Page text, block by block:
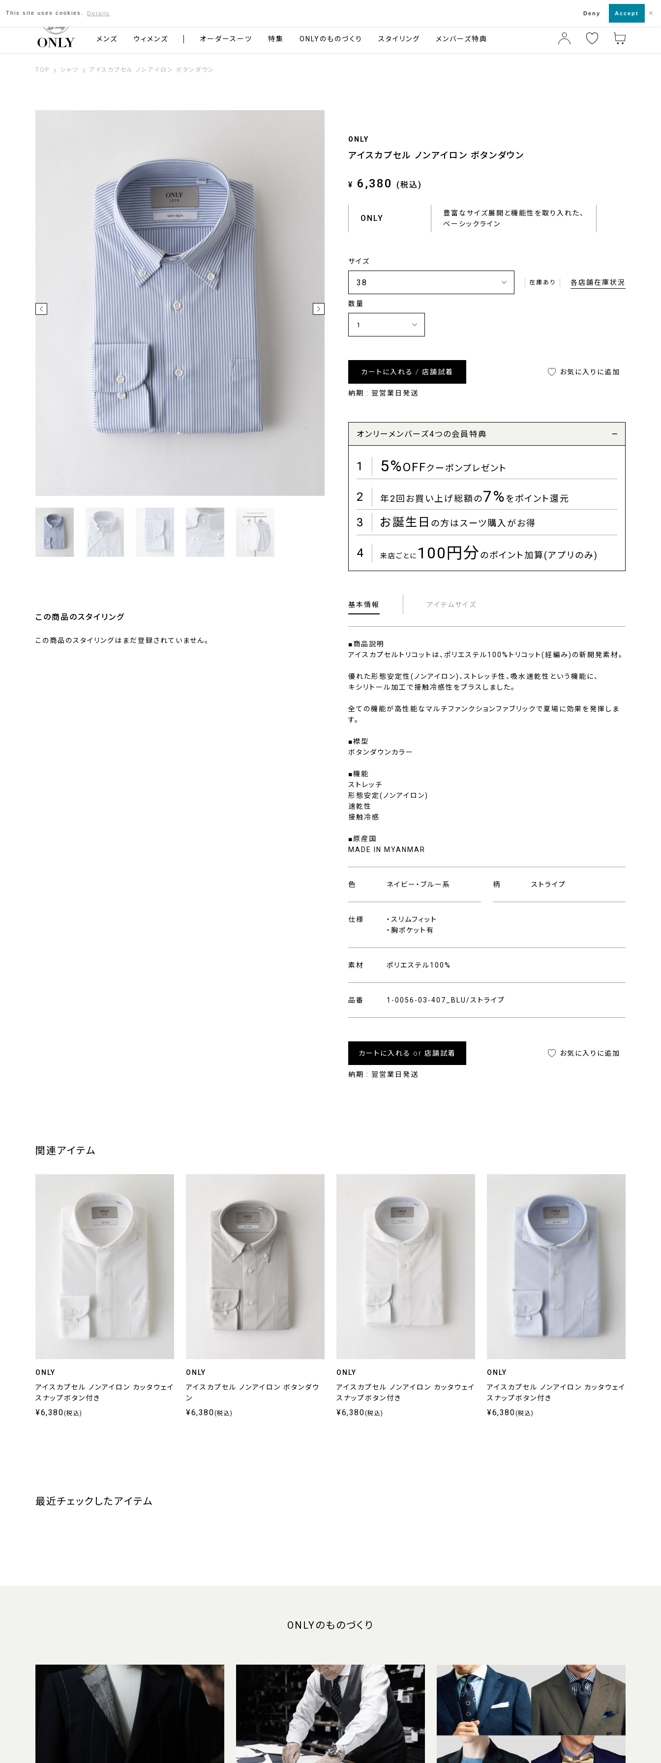
京都発のスーツブランド ONLY
メンズ ウィメンズ オーダースーツ 特集 ONLYのものづくり スタイリング メンバーズ特典
TOP シャツ アイスカプセル ノンアイロン ボタンダウン
ONLY
アイスカプセル ノンアイロン ボタンダウン
¥ 6,380 (税込)
ONLY
豊富なサイズ展開と機能性を取り入れた、
ベーシックライン
サイズ
在庫あり 各店舗在庫状況
数量
カートに入れる / 店舗試着
納期 : 翌営業日発送
お気に入りに追加
オンリーメンバーズ4つの会員特典
1 5%OFFクーポンプレゼント
2 年2回お買い上げ総額の7%をポイント還元
3 お誕生日 の方はスーツ購入がお得
4 来店ごとに 100円分のポイント加算(アプリのみ)
基本情報 アイテムサイズ
■商品説明
アイスカプセルトリコットは、ポリエステル100%トリコット(経編み)の新開発素材。
優れた形態安定性(ノンアイロン)、ストレッチ性、吸水速乾性という機能に、
キシリトール加工で接触冷感性をプラスしました。
全ての機能が高性能なマルチファンクションファブリックで夏場に効果を発揮しま
す。
■襟型
ボタンダウンカラー
■機能
ストレッチ
形態安定(ノンアイロン)
速乾性
接触冷感
■原産国
MADE IN MYANMAR
色 ネイビー・ブルー系 柄 ストライプ
仕様
・スリムフィット
・胸ポケット有
素材 ポリエステル100%
品番 1-0056-03-407_BLU/ストライプ
カートに入れる or 店舗試着
納期 : 翌営業日発送
お気に入りに追加
この商品のスタイリング
この商品のスタイリングはまだ登録されていません。
関連アイテム
ONLY
アイスカプセル ノンアイロン カッタウェイ
スナップボタン付き
¥6,380(税込)
ONLY
アイスカプセル ノンアイロン ボタンダウ
ン
¥6,380(税込)
ONLY
アイスカプセル ノンアイロン カッタウェイ
スナップボタン付き
¥6,380(税込)
ONLY
アイスカプセル ノンアイロン カッタウェイ
スナップボタン付き
¥6,380(税込)
最近チェックしたアイテム
ONLYのものづくり
This site uses cookies. Details Deny Accept ×